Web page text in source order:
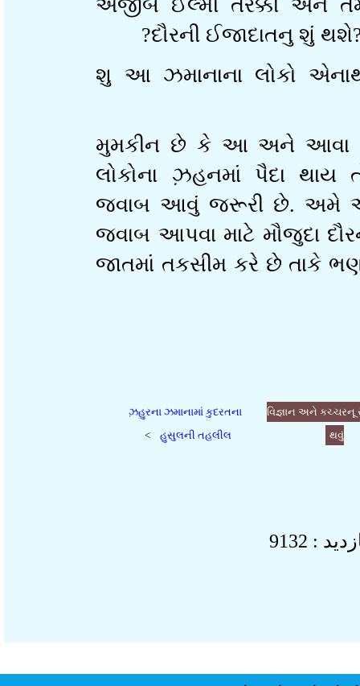
અજીબ ઈલ્મી તરક્કી અને
દૌરની ઈજાદાતનુ શું
શુ આ ઝમાનાના લોકો
મુમકીન છે કે આ અને આવા
લોકોના ઝ઼હનમાં પૈદા
જવાબ આવું જરૂરી છે. અમે
જવાબ આપવા માટે મૌજુદા
જાતમાં તકસીમ કરે છે તાકે
વિજ્ઞાન અને
ઝ઼હુરના ઝમાનામાં કુદરતના
હુસુલની તહલીલ
>
: 9132